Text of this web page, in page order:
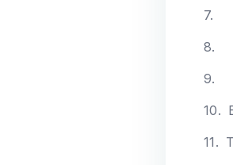
7.
8.
9.
10.
11.